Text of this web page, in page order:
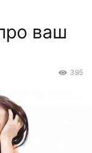
ваш
395